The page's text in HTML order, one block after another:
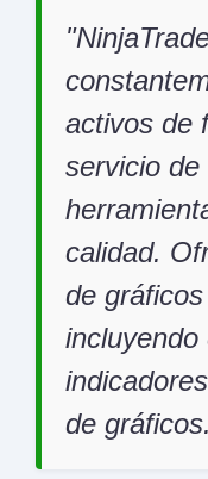
activos de
servicio
calidad.
de
de gráficos.